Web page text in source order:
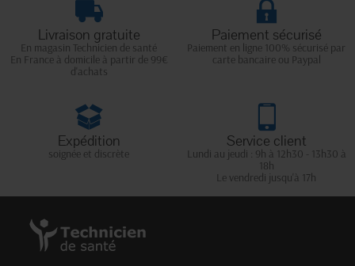
Livraison gratuite
En magasin Technicien de santé
En France à domicile à partir de 99€
d'achats
Paiement sécurisé
Paiement en ligne 100% sécurisé par
carte bancaire ou Paypal
Expédition
soignée et discrète
Service client
Lundi au jeudi : 9h à 12h30 - 13h30 à
18h
Le vendredi jusqu'à 17h